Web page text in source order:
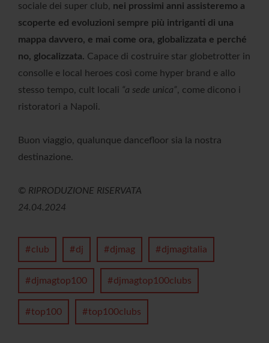
sociale dei super club, nei prossimi anni assisteremo a
scoperte ed evoluzioni sempre più intriganti di una
mappa davvero, e mai come ora, globalizzata e perché
no, glocalizzata. Capace di costruire star globetrotter in
consolle e local heroes così come hyper brand e allo
stesso tempo, cult locali “a sede unica”, come dicono i
ristoratori a Napoli.
Buon viaggio, qualunque dancefloor sia la nostra
destinazione.
© RIPRODUZIONE RISERVATA
24.04.2024
club dj djmag djmagitalia
djmagtop100 djmagtop100clubs
top100 top100clubs